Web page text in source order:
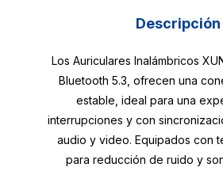
Descripción
Los Auriculares Inalámbricos
Bluetooth 5.3, ofrecen una
estable, ideal para una
interrupciones y con
audio y video. Equipados con
para reducción de ruido y